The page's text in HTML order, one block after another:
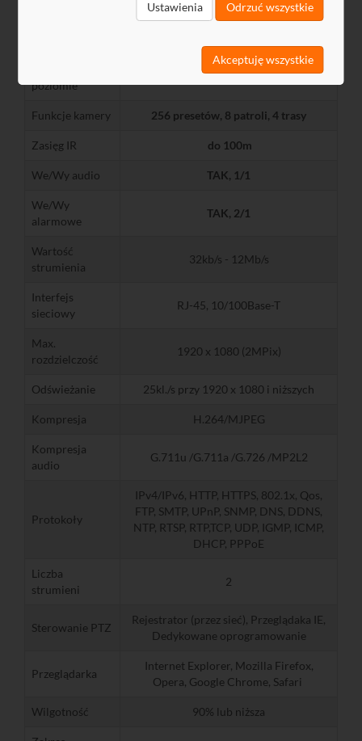
Ustawienia Odrzuć wszystkie
Akceptuję wszystkie
Tryb czarno-biały
poziomie
55°-2.9°
Funkcje kamery 256 presetów, 8 patroli, 4 trasy
Zasięg IR do 100m
We/Wy audio TAK, 1/1
We/Wy
alarmowe
TAK, 2/1
Wartość
strumienia
32kb/s - 12Mb/s
Interfejs
sieciowy
RJ-45, 10/100Base-T
Max.
rozdzielczość
1920 x 1080 (2MPix)
Odświeżanie 25kl./s przy 1920 x 1080 i niższych
Kompresja H.264/MJPEG
Kompresja
audio
G.711u /G.711a /G.726 /MP2L2
Protokoły
IPv4/IPv6, HTTP, HTTPS, 802.1x, Qos,
FTP, SMTP, UPnP, SNMP, DNS, DDNS,
NTP, RTSP, RTP,TCP, UDP, IGMP, ICMP,
DHCP, PPPoE
Liczba
strumieni
2
Sterowanie PTZ
Rejestrator (przez sieć), Przeglądaka IE,
Dedykowane oprogramowanie
Przeglądarka
Internet Explorer, Mozilla Firefox,
Opera, Google Chrome, Safari
Wilgotność 90% lub niższa